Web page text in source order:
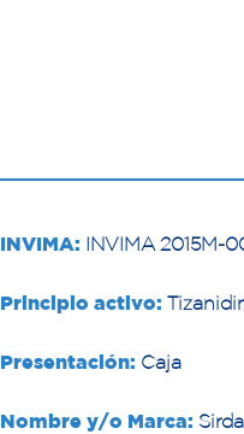
INVIMA: INVIMA 2015M-
Principio activo:
Presentación: Caja
Nombre y/o Marca: